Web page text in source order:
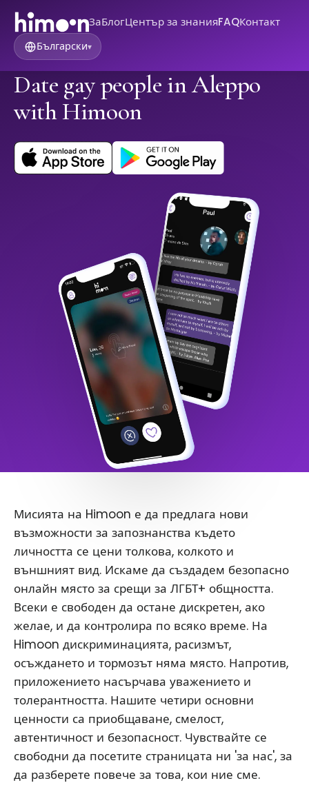
ЗаБлогЦентър за знанияFAQКонтакт
Български▾
Date gay people in Aleppo
with Himoon
Мисията на Himoon е да предлага нови
възможности за запознанства където
личността се цени толкова, колкото и
външният вид. Искаме да създадем безопасно
онлайн място за срещи за ЛГБТ+ общността.
Всеки е свободен да остане дискретен, ако
желае, и да контролира по всяко време. На
Himoon дискриминацията, расизмът,
осъждането и тормозът няма място. Напротив,
приложението насърчава уважението и
толерантността. Нашите четири основни
ценности са приобщаване, смелост,
автентичност и безопасност. Чувствайте се
свободни да посетите страницата ни 'за нас', за
да разберете повече за това, кои ние сме.